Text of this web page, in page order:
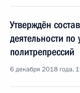
Утверждён
деятельности
политрепрессий
6 декабря 2018 года,